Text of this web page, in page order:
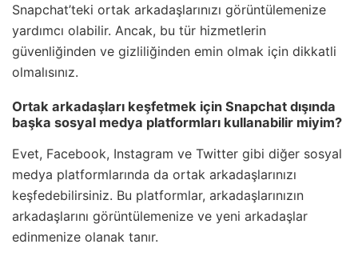
Snapchat’teki ortak arkadaşlarınızı görüntülemenize
yardımcı olabilir. Ancak, bu tür hizmetlerin
güvenliğinden ve gizliliğinden emin olmak için dikkatli
olmalısınız.
Ortak arkadaşları keşfetmek için Snapchat dışında
başka sosyal medya platformları kullanabilir miyim?
Evet, Facebook, Instagram ve Twitter gibi diğer sosyal
medya platformlarında da ortak arkadaşlarınızı
keşfedebilirsiniz. Bu platformlar, arkadaşlarınızın
arkadaşlarını görüntülemenize ve yeni arkadaşlar
edinmenize olanak tanır.